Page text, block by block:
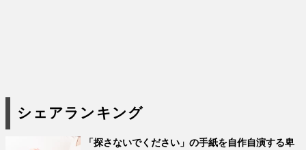
シェアランキング
「探さないでください」の手紙を自作自演する卑